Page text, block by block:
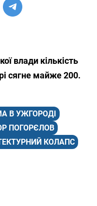
влади кількість
сягне майже 200.
В УЖГОРОДІ
ПОГОРЄЛОВ
КОЛАПС